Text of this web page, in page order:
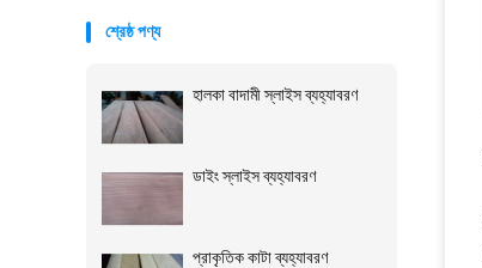
শ্রেষ্ঠ পণ্য
হালকা বাদামী স্লাইস ব্যহ্যাবরণ
ডাইং স্লাইস ব্যহ্যাবরণ
প্রাকৃতিক কাটা ব্যহ্যাবরণ